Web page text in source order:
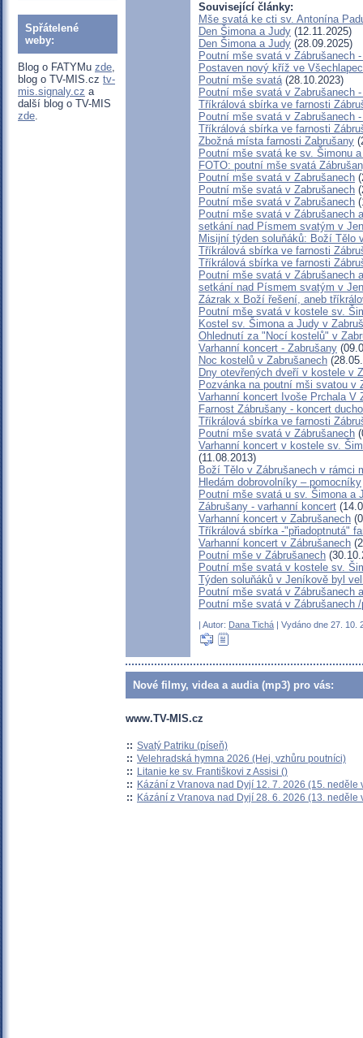
Spřátelené
weby:
Blog o FATYMu zde,
blog o TV-MIS.cz tv-
mis.signaly.cz a
další blog o TV-MIS
zde.
Související články:
Mše svatá ke cti sv. Antonína
Den Šimona a Judy (12.11.2025)
Den Šimona a Judy (28.09.2025)
Poutní mše svatá v Zábrušanech
Postaven nový kříž ve
Poutní mše svatá(28.10.2023)
Poutní mše svatá v Zabrušanech
Tříkrálová sbírka ve farnosti
Poutní mše svatá v Zabrušanech
Tříkrálová sbírka ve farnosti
Zbožná místa farnosti Zabrušany
Poutní mše svatá ke sv. Šimonu
FOTO: poutní mše svatá
Poutní mše svatá v Zabrušanech
Poutní mše svatá v Zabrušanech
Poutní mše svatá v Zabrušanech
Poutní mše svatá v Zábrušanech
setkání nad Písmem svatým v
Misijní týden soluňáků: Boží Tělo
Tříkrálová sbírka ve farnosti
Tříkrálová sbírka ve farnosti
Poutní mše svatá v Zábrušanech
setkání nad Písmem svatým v
Zázrak x Boží řešení, aneb
Poutní mše svatá v kostele sv.
Kostel sv. Šimona a Judy v
Ohlednutí za "Nocí kostelů" v
Varhanní koncert - Zabrušany
Noc kostelů v Zabrušanech
Dny otevřených dveří v kostele v
Pozvánka na poutní mši svatou v
Varhanní koncert Ivoše Prchala V
Farnost Zábrušany - koncert
Tříkrálová sbírka ve farnosti
Poutní mše svatá v Zábrušanech
Varhanní koncert v kostele sv.
(11.08.2013)
Boží Tělo v Zábrušanech v rámci
Hledám dobrovolníky – pomocníky
Poutní mše svatá u sv. Šimona a
Zábrušany - varhanní koncert
Varhanní koncert v Zabrušanech
Tříkrálová sbírka -"přiadoptnutá"
Varhanní koncert v Zábrušanech
Poutní mše v Zábrušanech
Poutní mše svatá v kostele sv.
Týden soluňáků v Jeníkově byl
Poutní mše svatá v Zábrušanech
Poutní mše svatá v Zábrušanech
| Autor: Dana Tichá | Vydáno dne 27. 10.
Nové filmy, videa a audia (mp3) pro vás:
www.TV-MIS.cz
:: Svatý Patriku (píseň)
:: Velehradská hymna 2026 (Hej, vzhůru poutníci)
:: Litanie ke sv. Františkovi z Assisi ()
:: Kázání z Vranova nad Dyjí 12. 7. 2026 (15. neděle
:: Kázání z Vranova nad Dyjí 28. 6. 2026 (13. neděle